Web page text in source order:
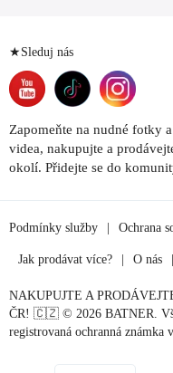
★Sleduj nás
Zapomeňte na nudné fotky
videa, nakupujte a
okolí. Přidejte se do
Podmínky služby Ochrana
Jak prodávat více? O nás
NAKUPUJTE A
ČR! 🇨🇿 © 2026 BATNER.
registrovaná ochranná